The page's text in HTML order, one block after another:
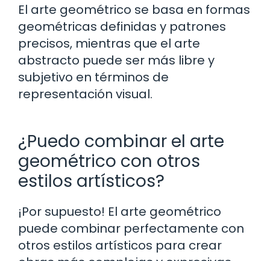
El arte geométrico se basa en formas
geométricas definidas y patrones
precisos, mientras que el arte
abstracto puede ser más libre y
subjetivo en términos de
representación visual.
¿Puedo combinar el arte
geométrico con otros
estilos artísticos?
¡Por supuesto! El arte geométrico
puede combinar perfectamente con
otros estilos artísticos para crear